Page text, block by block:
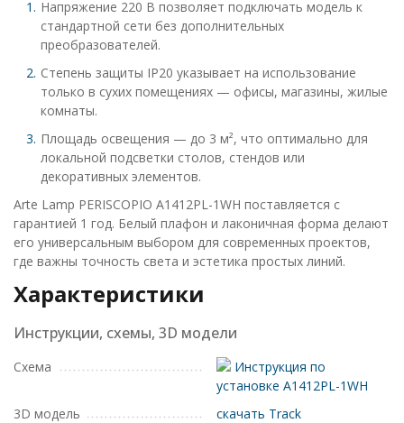
Напряжение 220 В позволяет подключать модель к
стандартной сети без дополнительных
преобразователей.
Степень защиты IP20 указывает на использование
только в сухих помещениях — офисы, магазины, жилые
комнаты.
Площадь освещения — до 3 м², что оптимально для
локальной подсветки столов, стендов или
декоративных элементов.
Arte Lamp PERISCOPIO A1412PL-1WH поставляется с
гарантией 1 год. Белый плафон и лаконичная форма делают
его универсальным выбором для современных проектов,
где важны точность света и эстетика простых линий.
Характеристики
Инструкции, схемы, 3D модели
Схема
Инструкция по
установке A1412PL-1WH
3D модель
скачать Track